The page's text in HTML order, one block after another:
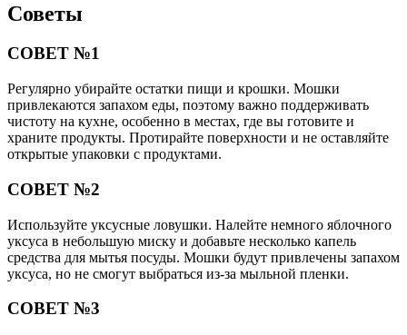
Советы
СОВЕТ №1
Регулярно убирайте остатки пищи и крошки. Мошки
привлекаются запахом еды, поэтому важно поддерживать
чистоту на кухне, особенно в местах, где вы готовите и
храните продукты. Протирайте поверхности и не оставляйте
открытые упаковки с продуктами.
СОВЕТ №2
Используйте уксусные ловушки. Налейте немного яблочного
уксуса в небольшую миску и добавьте несколько капель
средства для мытья посуды. Мошки будут привлечены запахом
уксуса, но не смогут выбраться из-за мыльной пленки.
СОВЕТ №3